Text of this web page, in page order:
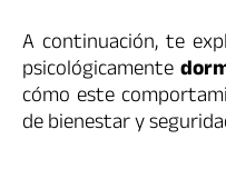
A continuación, te
psicológicamente
cómo este
de bienestar y